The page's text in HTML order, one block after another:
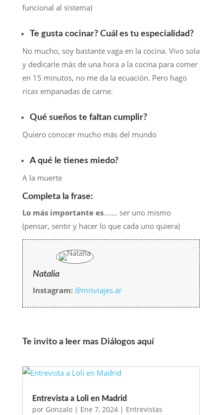
funcional al sistema)
Te gusta cocinar? Cuál es tu especialidad?
No mucho, soy bastante vaga en la cocina. Vivo sola
y dedicarle más de una hora a la cocina para comer
en 15 minutos, no me da la ecuación. Pero hago
ricas empanadas de carne.
Qué sueños te faltan cumplir?
Quiero conocer mucho más del mundo
A qué le tienes miedo?
A la muerte
Completa la frase:
Lo más importante es……. ser uno mismo
(pensar, sentir y hacer lo que cada uno quiera)
Natalia
Instagram: @misviajes.ar
Te invito a leer mas Diálogos aquí
Entrevista a Loli en Madrid
por Gonzalo| Ene 7, 2024| Entrevistas